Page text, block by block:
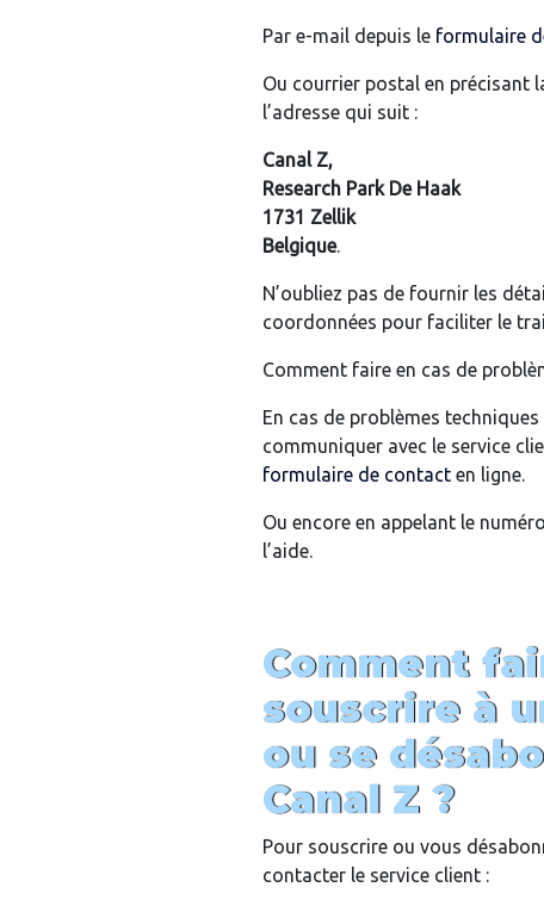
Par e-mail depuis le formulaire
Ou courrier postal en précisant
l’adresse qui suit :
Canal Z,
Research Park De Haak
1731 Zellik
Belgique.
N’oubliez pas de fournir les
coordonnées pour faciliter le
Comment faire en cas de
En cas de problèmes
communiquer avec le service
formulaire de contact en ligne.
Ou encore en appelant le numéro
l’aide.
Comment
souscrire à
ou se
Canal Z ?
Pour souscrire ou vous
contacter le service client :